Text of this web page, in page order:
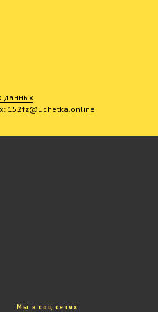
данных
152fz@uchetka.online
Мы в соц.сетях